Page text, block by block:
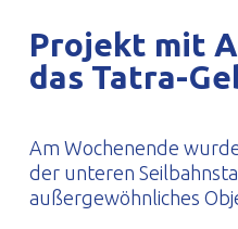
Projekt mit
das Tatra-
Am Wochenende
der unteren
außergewöhnliches